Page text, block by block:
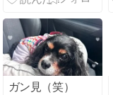
ガン見（笑）